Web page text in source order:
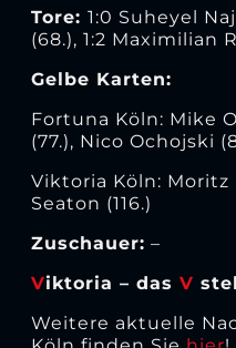
Tore: 1:0 Suheyel
(68.), 1:2 Maximilian
Gelbe Karten:
Fortuna Köln: Mike
(77.), Nico Ochojski
Viktoria Köln: Moritz
Seaton (116.)
Zuschauer: –
Viktoria – das V
Weitere aktuelle